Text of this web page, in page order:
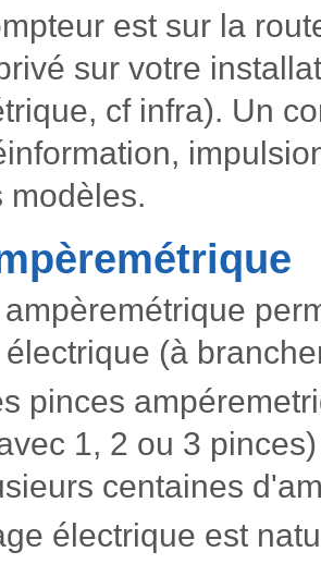
est sur la
sur votre
cf infra). Un
modèles.
(à
pinces
1, 2 ou 3
centaines
électrique est